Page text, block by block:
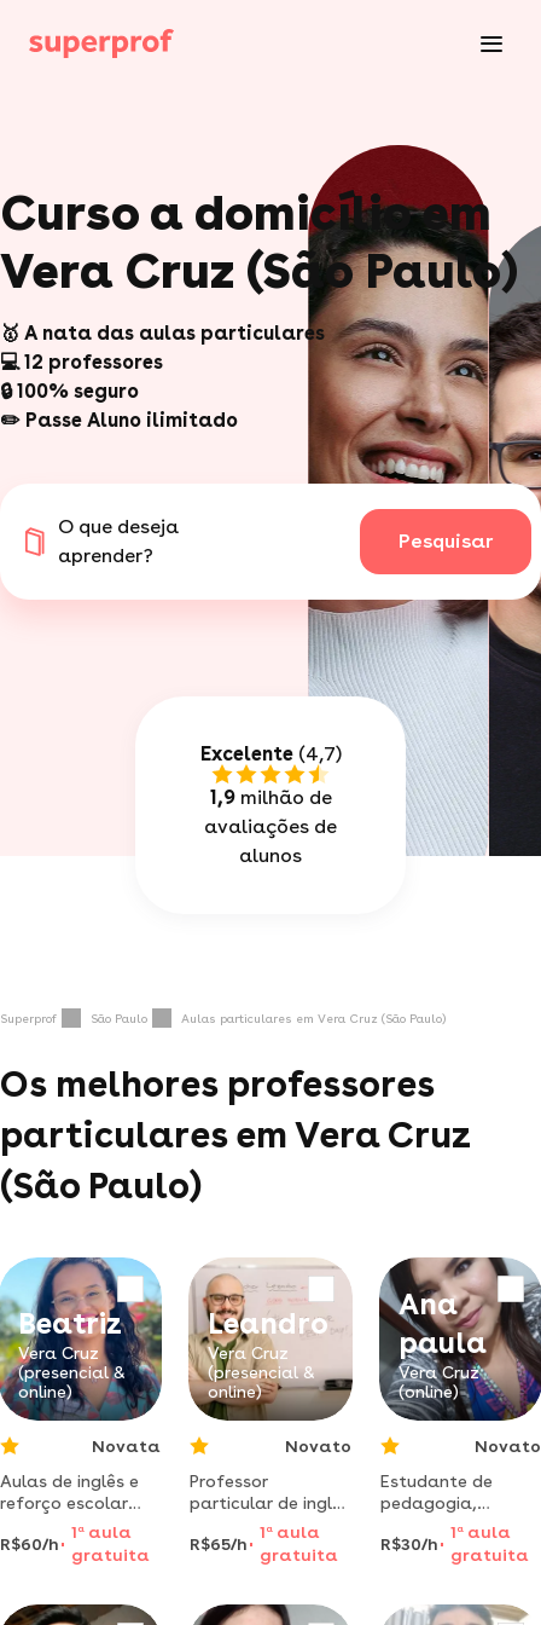
Curso a domicílio em
Vera Cruz (São Paulo)
🥇 A nata das aulas particulares
💻 12 professores
🔒 100% seguro
✏️ Passe Aluno ilimitado
O que deseja
aprender?
Pesquisar
Excelente(4,7)
1,9milhão de
avaliações de
alunos
Superprof São Paulo Aulas particulares em Vera Cruz (São Paulo)
Os melhores professores
particulares em Vera Cruz
(São Paulo)
Beatriz
Vera Cruz
(presencial &
online)
Novata
Aulas de inglês e
reforço escolar
com muito bom
humor e paciência
R$60/h
1 aaula
gratuita
Leandro
Vera Cruz
(presencial &
online)
Novato
Professor
particular de inglês
e português com
10 anos de
experiência na
educação!
R$65/h
1 a aula
gratuita
Ana
paula
Vera Cruz
(online)
Novato
Estudante de
pedagogia,
tecnologa em
gestão
empresarial pela
tarefas
R$30/h
1 aaula
gratuita